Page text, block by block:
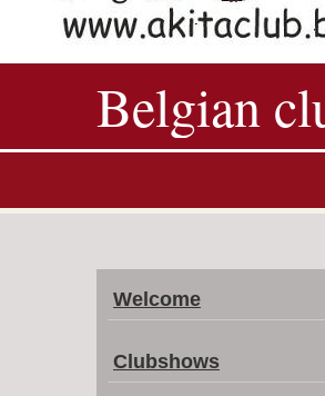
Belgian
Welcome
Clubshows